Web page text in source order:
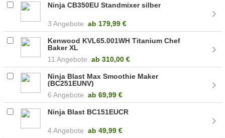
Ninja CB350EU Standmixer silber
3 Angebote ab 179,99 €
Kenwood KVL65.001WH Titanium Chef
Baker XL
11 Angebote ab 310,00 €
Ninja Blast Max Smoothie Maker
(BC251EUNV)
6 Angebote ab 69,99 €
Ninja Blast BC151EUCR
4 Angebote ab49,99 €